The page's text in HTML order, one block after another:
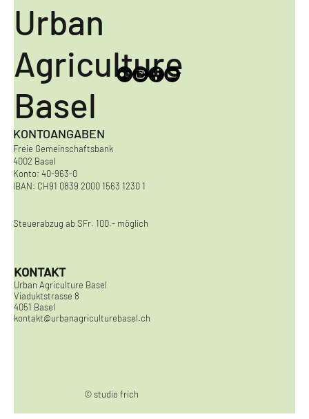
KONTAKT
Urban Agriculture Basel
Viaduktstrasse 8
4051 Basel
kontakt@urbanagriculturebasel.ch
© studio frich
KONTOANGABEN
Freie Gemeinschaftsbank
4002 Basel
Konto: 40-963-0
IBAN: CH91 0839 2000 1563 1230 1
Steuerabzug ab SFr. 100.- möglich
Urban
Agriculture
Basel